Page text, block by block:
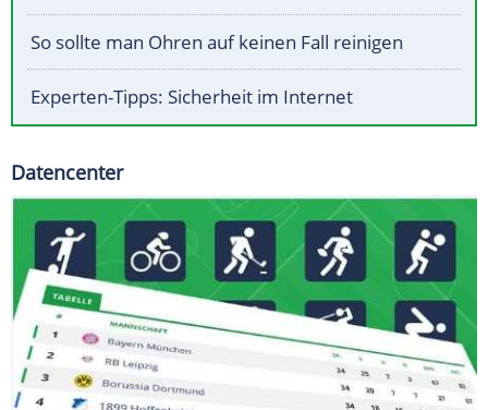
So sollte man Ohren auf keinen Fall reinigen
Experten-Tipps: Sicherheit im Internet
Datencenter